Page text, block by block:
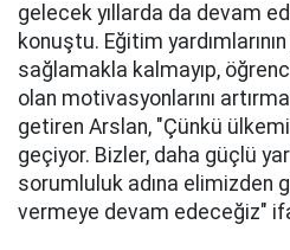
gelecek yıllarda da devam
konuştu. Eğitim
sağlamakla kalmayıp,
olan motivasyonlarını
getiren Arslan, "Çünkü
geçiyor. Bizler, daha güçlü
sorumluluk adına elimizden
vermeye devam edeceğiz"